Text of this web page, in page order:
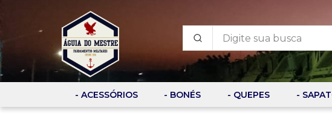
- ACESSÓRIOS - BONÉS - QUEPES -